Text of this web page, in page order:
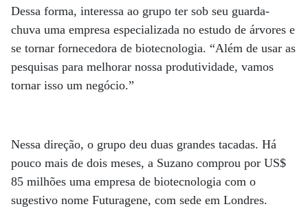
Dessa forma, interessa ao grupo ter sob seu guarda-
chuva uma empresa especializada no estudo de árvores e
se tornar fornecedora de biotecnologia. “Além de usar as
pesquisas para melhorar nossa produtividade, vamos
tornar isso um negócio.”
Nessa direção, o grupo deu duas grandes tacadas. Há
pouco mais de dois meses, a Suzano comprou por US$
85 milhões uma empresa de biotecnologia com o
sugestivo nome Futuragene, com sede em Londres.